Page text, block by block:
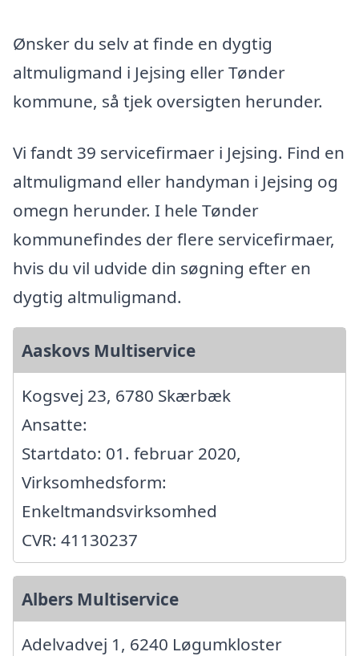
Ønsker du selv at finde en dygtig
altmuligmand i Jejsing eller Tønder
kommune, så tjek oversigten herunder.
Vi fandt 39 servicefirmaer i Jejsing. Find en
altmuligmand eller handyman i Jejsing og
omegn herunder. I hele Tønder
kommunefindes der flere servicefirmaer,
hvis du vil udvide din søgning efter en
dygtig altmuligmand.
Aaskovs Multiservice
Kogsvej 23, 6780 Skærbæk
Ansatte:
Startdato: 01. februar 2020,
Virksomhedsform:
Enkeltmandsvirksomhed
CVR: 41130237
Albers Multiservice
Adelvadvej 1, 6240 Løgumkloster